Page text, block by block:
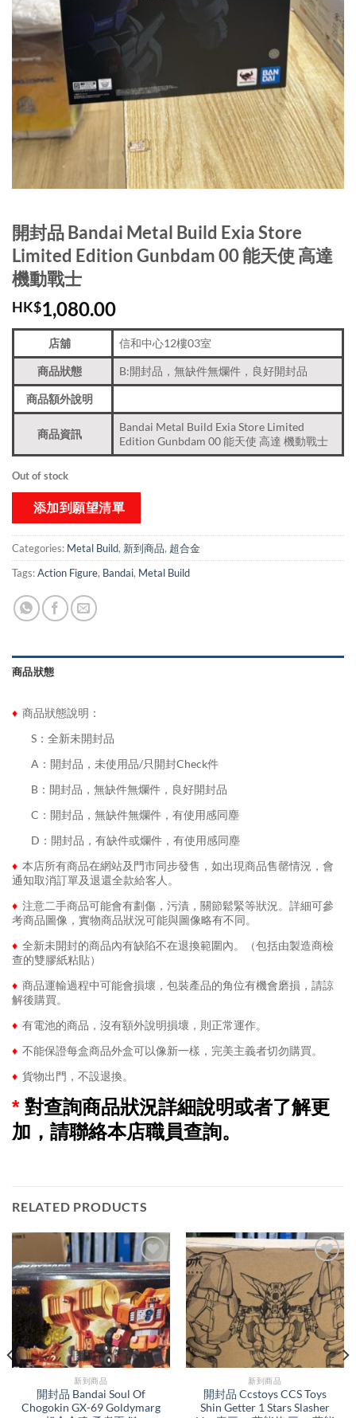
開封品 Bandai Metal Build Exia Store
Limited Edition Gunbdam 00 能天使 高達
機動戰士
HK$1,080.00
店舖 信和中心12樓03室
商品狀態 B:開封品，無缺件無爛件，良好開封品
商品額外說明
商品資訊
Bandai Metal Build Exia Store Limited
Edition Gunbdam 00 能天使 高達 機動戰士
Out of stock
添加到願望清單
Categories: Metal Build, 新到商品​, 超合金
Tags:Action Figure, Bandai, Metal Build
商品狀態
♦ 商品狀態說明：
S：全新未開封品
A：開封品，未使用品/只開封Check件
B：開封品，無缺件無爛件，良好開封品
C：開封品，無缺件無爛件，有使用感同塵
D：開封品，有缺件或爛件，有使用感同塵
♦ 本店所有商品在網站及門市同步發售，如出現商品售罄情況，會
通知取消訂單及退還全款給客人。
♦ 注意二手商品可能會有劃傷，污漬，關節鬆緊等狀況。詳細可參
考商品圖像，實物商品狀況可能與圖像略有不同。
♦ 全新未開封的商品內有缺陷不在退換範圍內。（包括由製造商檢
查的雙膠紙粘貼）
♦ 商品運輸過程中可能會損壞，包裝產品的角位有機會磨損，請諒
解後購買。
♦ 有電池的商品，沒有額外說明損壞，則正常運作。
♦ 不能保證每盒商品外盒可以像新一樣，完美主義者切勿購買。
♦ 貨物出門，不設退換。
* 對查詢商品狀況詳細說明或者了解更
加，請聯絡本店職員查詢。
RELATED PRODUCTS
新到商品​
開封品 Bandai Soul Of
Chogokin GX-69 Goldymarg
新到商品​
開封品 Ccstoys CCS Toys
Shin Getter 1 Stars Slasher